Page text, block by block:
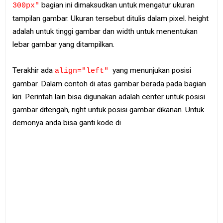
300px" bagian ini dimaksudkan untuk mengatur ukuran
tampilan gambar. Ukuran tersebut ditulis dalam pixel. height
adalah untuk tinggi gambar dan width untuk menentukan
lebar gambar yang ditampilkan.
Terakhir ada align="left" yang menunjukan posisi
gambar. Dalam contoh di atas gambar berada pada bagian
kiri. Perintah lain bisa digunakan adalah center untuk posisi
gambar ditengah, right untuk posisi gambar dikanan. Untuk
demonya anda bisa ganti kode di